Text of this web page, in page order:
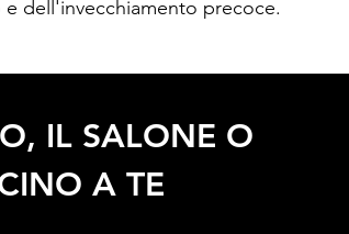
e dell'invecchiamento precoce.
IL SALONE O
A TE